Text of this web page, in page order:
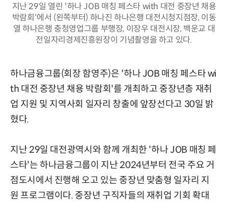
지난 29일 열린 '하나 JOB 매칭 페스타 with 대전 중장년 채용
박람회'에서 (왼쪽부터) 하나진 하나은행 대전시청지점장, 이동
열 하나은행 충청영업그룹 부행장, 이장우 대전시장, 백운교 대
전일자리경제진흥원장이 기념촬영을 하고 있다.
하나금융그룹(회장 함영주)은 '하나 JOB 매칭 페스타 wi
th 대전 중장년 채용 박람회'를 개최하고 중장년층 재취
업 지원 및 지역사회 일자리 창출에 앞장선다고 30일 밝
혔다.
지난 29일 대전광역시와 함께 개최한 '하나 JOB 매칭 페
스타'는 하나금융그룹이 지난 2024년부터 전국 주요 거
점도시에서 진행해 오고 있는 중장년 맞춤형 일자리 지
원 프로그램이다. 중장년 구직자들의 재취업 기회 확대